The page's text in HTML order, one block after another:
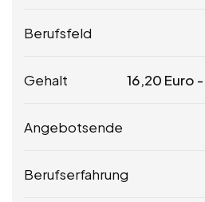
Berufsfeld
Gehalt 16,20 Euro -
Angebotsende
Berufserfahrung